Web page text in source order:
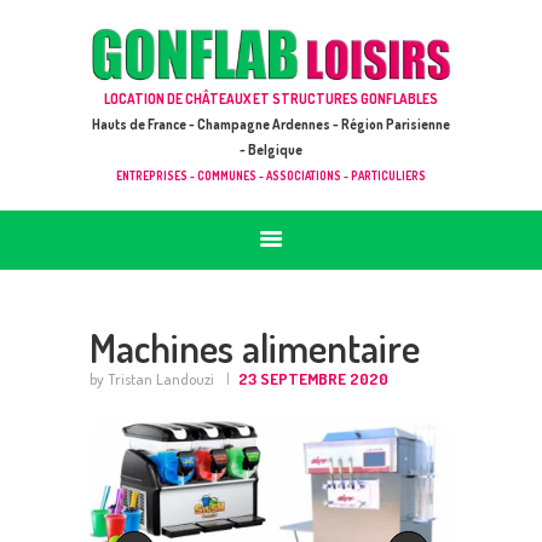
LOCATION DE CHÂTEAUX ET STRUCTURES GONFLABLES
Hauts de France - Champagne Ardennes - Région Parisienne
- Belgique
ENTREPRISES - COMMUNES - ASSOCIATIONS - PARTICULIERS
GONFLAB LOISIRS
ACCUEIL
JEUX À LOUER & PRESTATIONS
CATALOGUE / TARIF
DEMANDE DE DEVIS (SOUS 24H)
Machines alimentaire
by Tristan Landouzi 23 SEPTEMBRE 2020